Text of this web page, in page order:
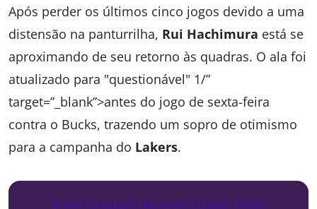
Após perder os últimos cinco jogos devido a uma
distensão na panturrilha, Rui Hachimura está se
aproximando de seu retorno às quadras. O ala foi
atualizado para "questionável" 1/”
target=”_blank”>antes do jogo de sexta-feira
contra o Bucks, trazendo um sopro de otimismo
para a campanha do Lakers.
Entre no grupo oficial do Lakers Brasil